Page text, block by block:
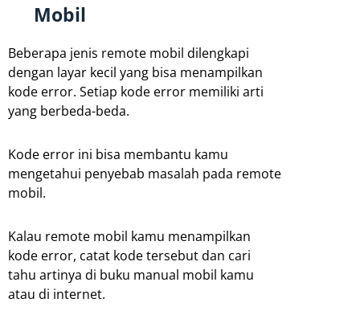
Mobil
Beberapa jenis remote mobil dilengkapi
dengan layar kecil yang bisa menampilkan
kode error. Setiap kode error memiliki arti
yang berbeda-beda.
Kode error ini bisa membantu kamu
mengetahui penyebab masalah pada remote
mobil.
Kalau remote mobil kamu menampilkan
kode error, catat kode tersebut dan cari
tahu artinya di buku manual mobil kamu
atau di internet.